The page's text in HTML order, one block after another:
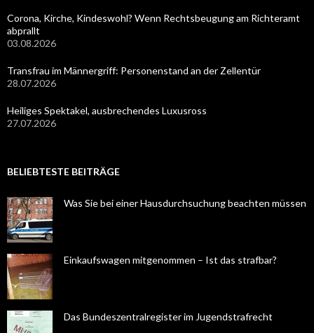
Corona, Kirche, Kindeswohl? Wenn Rechtsbeugung am Richteramt
abprallt
03.08.2026
Transfrau im Männergriff: Personenstand an der Zellentür
28.07.2026
Heiliges Spektakel, ausbrechendes Luxusross
27.07.2026
BELIEBTESTE BEITRÄGE
Was Sie bei einer Hausdurchsuchung beachten müssen
Einkaufswagen mitgenommen – Ist das strafbar?
Das Bundeszentralregister im Jugendstrafrecht